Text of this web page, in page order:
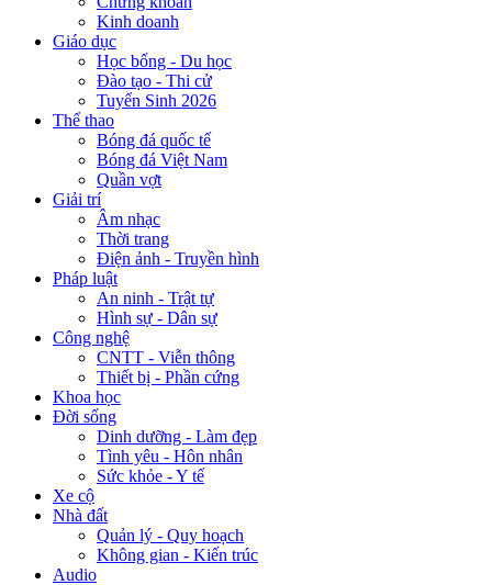
Kinh doanh
Giáo dục
Học bổng - Du học
Đào tạo - Thi cử
Tuyển Sinh 2026
Thể thao
Bóng đá quốc tế
Bóng đá Việt Nam
Quần vợt
Giải trí
Âm nhạc
Thời trang
Điện ảnh - Truyền hình
Pháp luật
An ninh - Trật tự
Hình sự - Dân sự
Công nghệ
CNTT - Viễn thông
Thiết bị - Phần cứng
Khoa học
Đời sống
Dinh dưỡng - Làm đẹp
Tình yêu - Hôn nhân
Sức khỏe - Y tế
Xe cộ
Nhà đất
Quản lý - Quy hoạch
Không gian - Kiến trúc
Audio